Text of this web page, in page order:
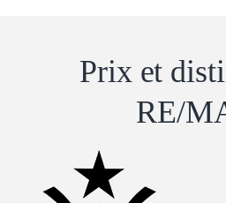
Prix ​​et
RE/